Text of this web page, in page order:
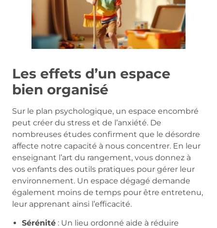
Les effets d’un espace
bien organisé
Sur le plan psychologique, un espace encombré
peut créer du stress et de l’anxiété. De
nombreuses études confirment que le désordre
affecte notre capacité à nous concentrer. En leur
enseignant l’art du rangement, vous donnez à
vos enfants des outils pratiques pour gérer leur
environnement. Un espace dégagé demande
également moins de temps pour être entretenu,
leur apprenant ainsi l’efficacité.
Sérénité : Un lieu ordonné aide à réduire